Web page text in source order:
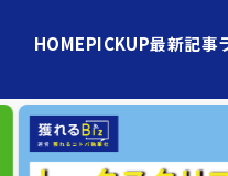
HOMEPICKUP最新記事